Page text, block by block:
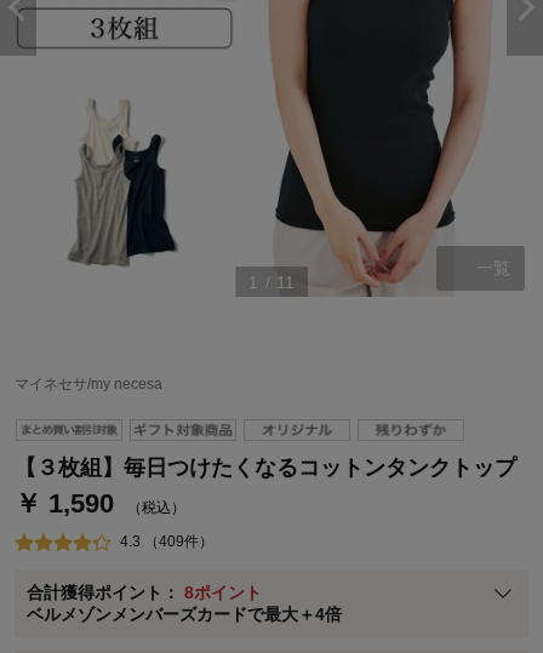
1 / 11
一覧
マイネセサ/my necesa
【３枚組】毎日つけたくなるコットンタンクトップ
￥ 1,590 （税込）
4.3 （409件）
合計獲得ポイント： 8ポイント
ベルメゾンメンバーズカードで最大＋4倍
ベルメゾン・ポイントについて
通常商品送料無料 返品引取無料（JCBのみ）
即時入会なら更に500円OFFクーポンプレゼント
※メンバーズカードの加算ポイントはステージ倍率適用前の基本ポイント
に対して適用されます。